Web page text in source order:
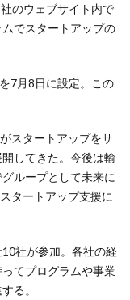
のウェブサイト内で
でスタートアップの
7月8日に設定。この
スタートアップをサ
してきた。今後は輸
ループとして未来に
タートアップ支援に
社が参加。各社の経
てプログラムや事業
る。